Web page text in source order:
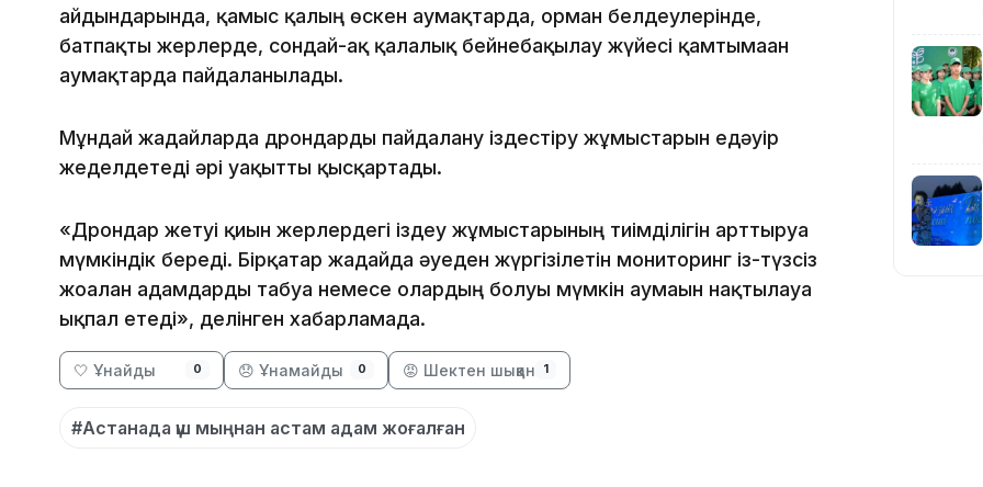
айдындарында, қамыс қалың өскен аумақтарда, орман белдеулерінде,
батпақты жерлерде, сондай-ақ қалалық бейнебақылау жүйесі қамтымаған
аумақтарда пайдаланылады.
Мұндай жағдайларда дрондарды пайдалану іздестіру жұмыстарын едәуір
жеделдетеді әрі уақытты қысқартады.
«Дрондар жетуі қиын жерлердегі іздеу жұмыстарының тиімділігін арттыруға
мүмкіндік береді. Бірқатар жағдайда әуеден жүргізілетін мониторинг із-түзсіз
жоғалған адамдарды табуға немесе олардың болуы мүмкін аумағын нақтылауға
ықпал етеді», делінген хабарламада.
🤍 Ұнайды 0 😞 Ұнамайды 0 😡 Шектен шыққан 1
#Астанада үш мыңнан астам адам жоғалған
11:54